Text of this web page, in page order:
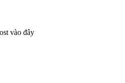
vào đây